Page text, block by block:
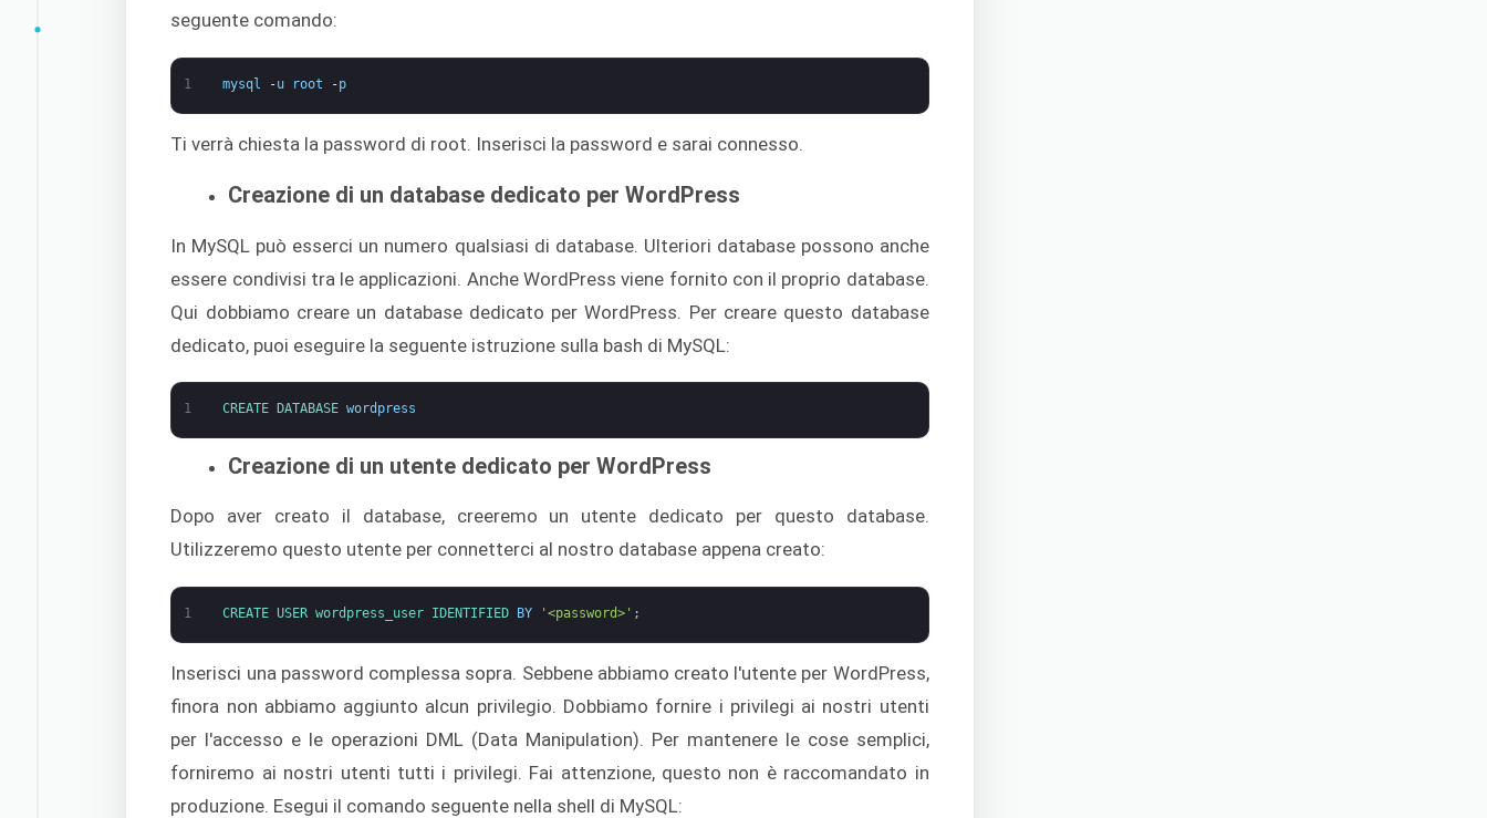
seguente comando:
1 mysql -u root -p
Ti verrà chiesta la password di root. Inserisci la password e sarai connesso.
Creazione di un database dedicato per WordPress
In MySQL può esserci un numero qualsiasi di database. Ulteriori database possono anche
essere condivisi tra le applicazioni. Anche WordPress viene fornito con il proprio database.
Qui dobbiamo creare un database dedicato per WordPress. Per creare questo database
dedicato, puoi eseguire la seguente istruzione sulla bash di MySQL:
1 CREATE DATABASE wordpress
Creazione di un utente dedicato per WordPress
Dopo aver creato il database, creeremo un utente dedicato per questo database.
Utilizzeremo questo utente per connetterci al nostro database appena creato:
1 CREATE USER wordpress_user IDENTIFIED BY '<password>' ;
Inserisci una password complessa sopra. Sebbene abbiamo creato l'utente per WordPress,
finora non abbiamo aggiunto alcun privilegio. Dobbiamo fornire i privilegi ai nostri utenti
per l'accesso e le operazioni DML (Data Manipulation). Per mantenere le cose semplici,
forniremo ai nostri utenti tutti i privilegi. Fai attenzione, questo non è raccomandato in
produzione. Esegui il comando seguente nella shell di MySQL: